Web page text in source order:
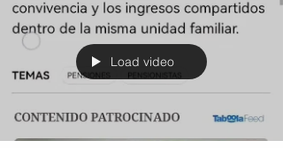
propiedad de una persona, cuando está
alquilada se convierte en el domicilio del
inquilino. Y como tal, está protegido por la
Load video